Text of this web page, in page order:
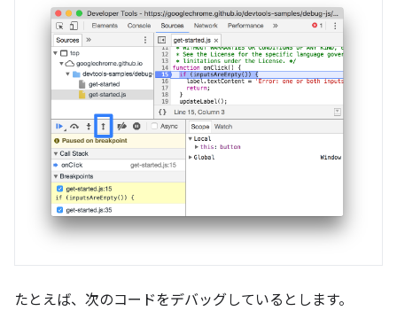
たとえば、次のコードをデバッグしているとします。